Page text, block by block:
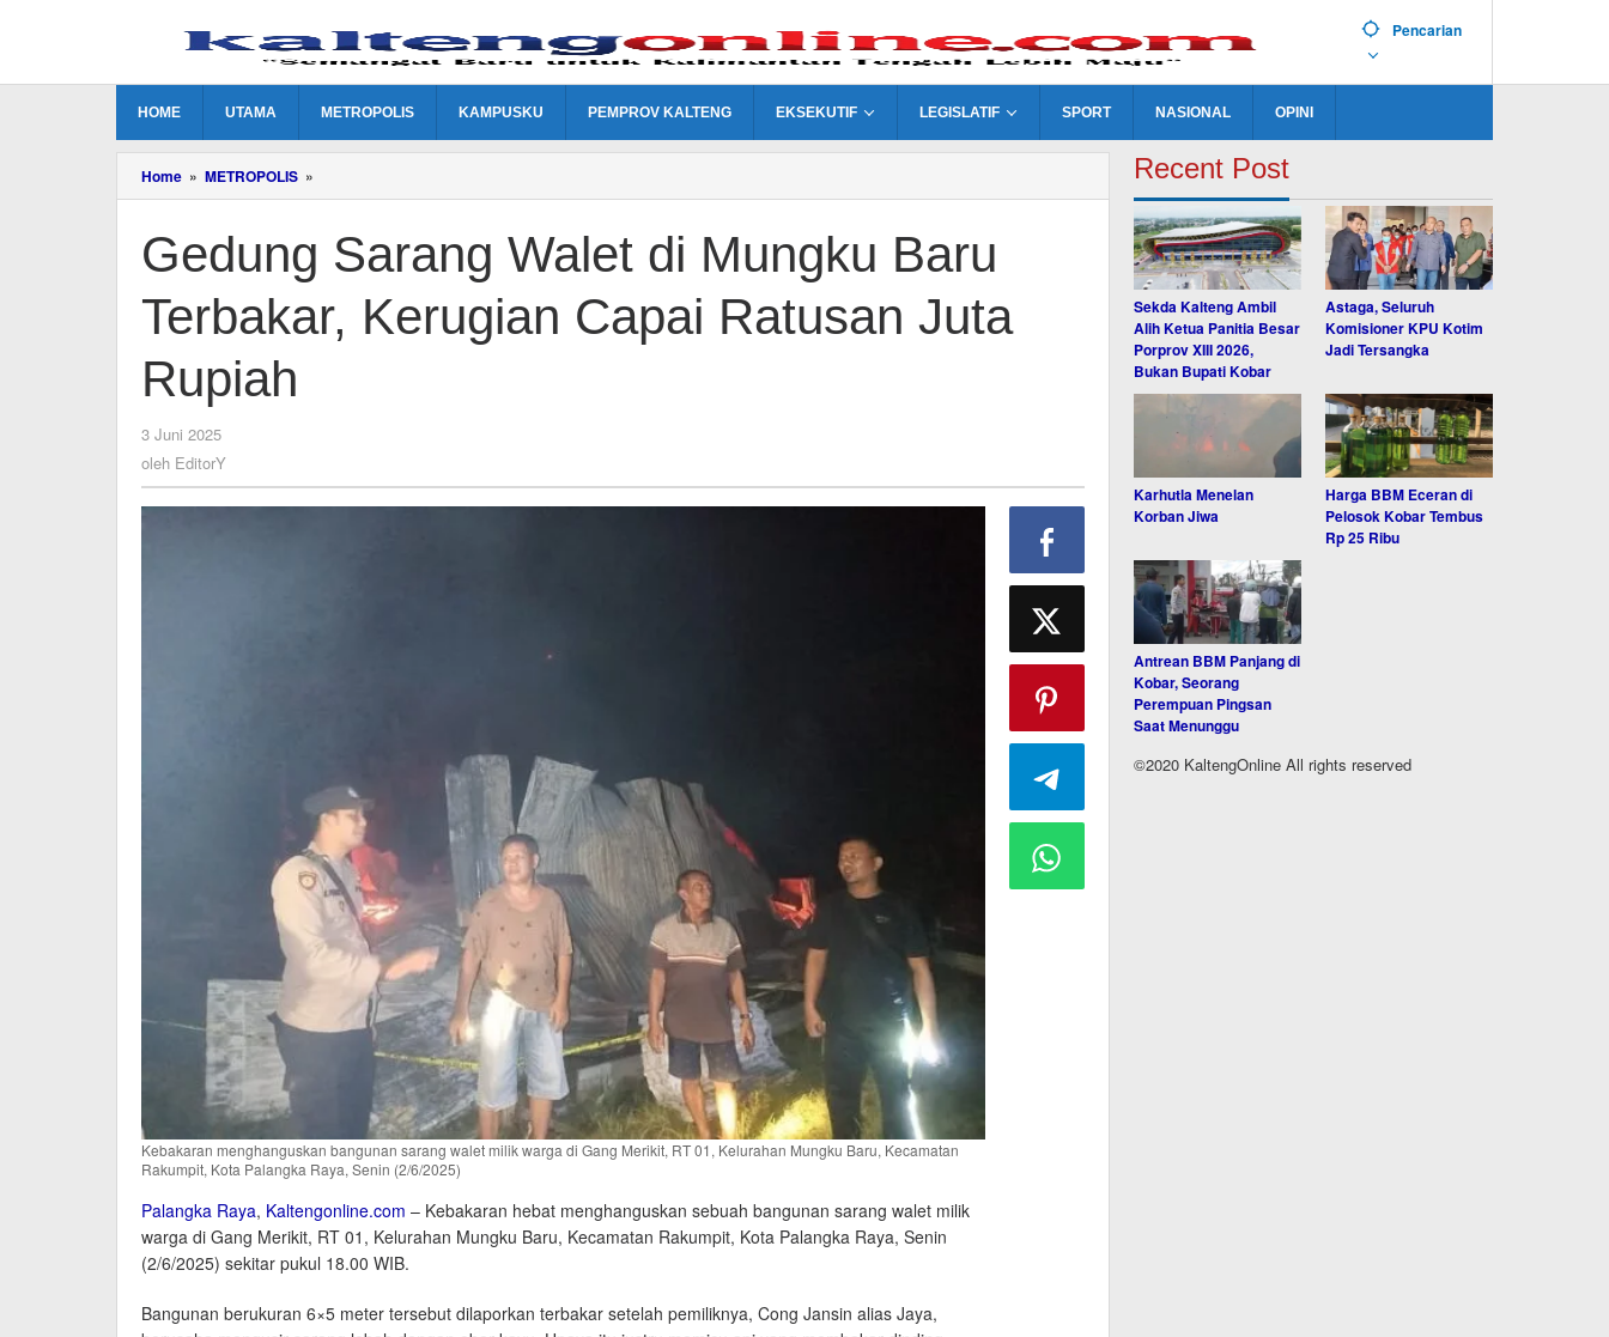
Pencarian
HOME UTAMA METROPOLIS KAMPUSKU PEMPROV KALTENG EKSEKUTIF LEGISLATIF SPORT NASIONAL OPINI
Home » METROPOLIS »
Sarang
Mungku
Terbakar,
Kerugian
Capai
Gedung Sarang Walet di Mungku Baru
Terbakar, Kerugian Capai Ratusan Juta
Rupiah
3 Juni 2025
oleh EditorY
Kebakaran menghanguskan bangunan sarang walet milik warga di Gang Merikit, RT 01, Kelurahan Mungku Baru, Kecamatan
Rakumpit, Kota Palangka Raya, Senin (2/6/2025)
Palangka Raya, Kaltengonline.com – Kebakaran hebat menghanguskan sebuah bangunan sarang walet milik
warga di Gang Merikit, RT 01, Kelurahan Mungku Baru, Kecamatan Rakumpit, Kota Palangka Raya, Senin
(2/6/2025) sekitar pukul 18.00 WIB.
Bangunan berukuran 6×5 meter tersebut dilaporkan terbakar setelah pemiliknya, Cong Jansin alias Jaya,
Recent Post
Sekda Kalteng Ambil
Alih Ketua Panitia Besar
Porprov XIII 2026,
Bukan Bupati Kobar
Astaga, Seluruh
Komisioner KPU Kotim
Jadi Tersangka
Karhutla Menelan
Korban Jiwa
Harga BBM Eceran di
Pelosok Kobar Tembus
Rp 25 Ribu
Antrean BBM Panjang di
Kobar, Seorang
Perempuan Pingsan
Saat Menunggu
©2020 KaltengOnline All rights reserved